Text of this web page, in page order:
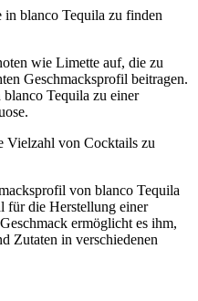
in blanco Tequila zu finden
wie Limette auf, die zu
Geschmacksprofil beitragen.
Tequila zu einer
Vielzahl von Cocktails zu
von blanco Tequila
für die Herstellung einer
ermöglicht es ihm,
Zutaten in verschiedenen